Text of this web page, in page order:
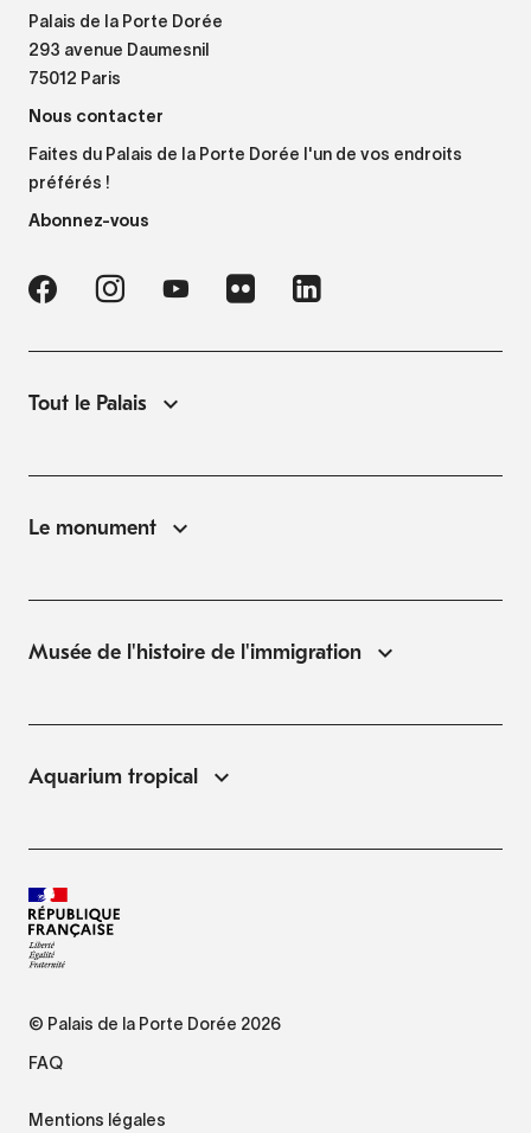
Palais de la Porte Dorée
293 avenue Daumesnil
75012 Paris
Nous contacter
Faites du Palais de la Porte Dorée l'un de vos endroits
préférés !
Abonnez-vous
Tout le Palais
Le monument
Musée de l'histoire de l'immigration
Aquarium tropical
© Palais de la Porte Dorée 2026
FAQ
Mentions légales